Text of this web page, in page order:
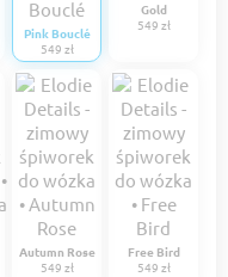
Pink Bouclé
549 zł
Gold
549 zł
Autumn Rose
549 zł
Free Bird
549 zł